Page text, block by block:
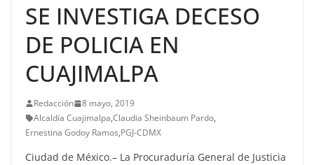
SE INVESTIGA DECESO
DE POLICIA EN
CUAJIMALPA
Redacción
8 mayo, 2019
Alcaldía Cuajimalpa,Claudia Sheinbaum Pardo,
Ernestina Godoy Ramos,PGJ-CDMX
Ciudad de México.– La Procuraduría General de Justicia